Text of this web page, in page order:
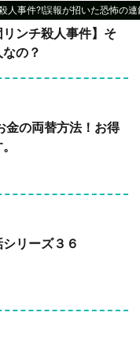
人事件?!誤報が招いた恐怖の
リンチ殺人事件】そ
の？
金の両替方法！お得
シリーズ３６